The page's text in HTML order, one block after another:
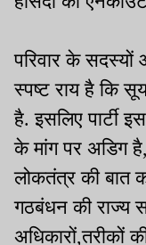
परिवार के
स्पष्ट राय है कि
है. इसलिए पार्टी
के मांग पर अडिग
लोकतंत्र की बात
गठबंधन की राज्य
अधिकारों,तरीकों